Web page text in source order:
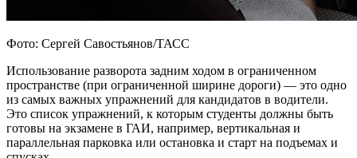
Фото: Сергей Савостьянов/ТАСС
Использование разворота задним ходом в ограниченном
пространстве (при ограниченной ширине дороги) — это одно
из самых важных упражнений для кандидатов в водители.
Это список упражнений, к которым студенты должны быть
готовы на экзамене в ГАИ, например, вертикальная и
параллельная парковка или остановка и старт на подъемах и